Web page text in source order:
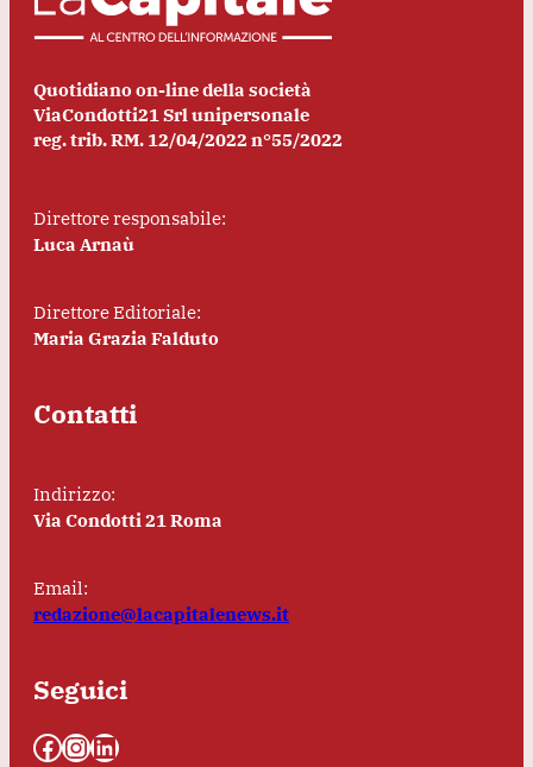
Quotidiano on-line della società
ViaCondotti21 Srl unipersonale
reg. trib. RM. 12/04/2022 n°55/2022
Direttore responsabile:
Luca Arnaù
Direttore Editoriale:
Maria Grazia Falduto
Contatti
Indirizzo:
Via Condotti 21 Roma
Email:
redazione@lacapitalenews.it
Seguici
Facebook InstagramLinkedIn